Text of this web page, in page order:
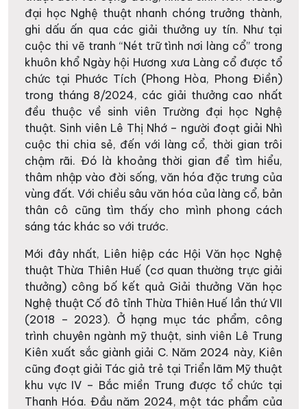
đại học Nghệ thuật nhanh chóng trưởng thành,
ghi dấu ấn qua các giải thưởng uy tín. Như tại
cuộc thi vẽ tranh “Nét trữ tình nơi làng cổ” trong
khuôn khổ Ngày hội Hương xưa Làng cổ được tổ
chức tại Phước Tích (Phong Hòa, Phong Điền)
trong tháng 8/2024, các giải thưởng cao nhất
đều thuộc về sinh viên Trường đại học Nghệ
thuật. Sinh viên Lê Thị Nhớ – người đoạt giải Nhì
cuộc thi chia sẻ, đến với làng cổ, thời gian trôi
chậm rãi. Đó là khoảng thời gian để tìm hiểu,
thâm nhập vào đời sống, văn hóa đặc trưng của
vùng đất. Với chiều sâu văn hóa của làng cổ, bản
thân cô cũng tìm thấy cho mình phong cách
sáng tác khác so với trước.
Mới đây nhất, Liên hiệp các Hội Văn học Nghệ
thuật Thừa Thiên Huế (cơ quan thường trực giải
thưởng) công bố kết quả Giải thưởng Văn học
Nghệ thuật Cố đô tỉnh Thừa Thiên Huế lần thứ VII
(2018 – 2023). Ở hạng mục tác phẩm, công
trình chuyên ngành mỹ thuật, sinh viên Lê Trung
Kiên xuất sắc giành giải C. Năm 2024 này, Kiên
cũng đoạt giải Tác giả trẻ tại Triển lãm Mỹ thuật
khu vực IV – Bắc miền Trung được tổ chức tại
Thanh Hóa. Đầu năm 2024, một tác phẩm của